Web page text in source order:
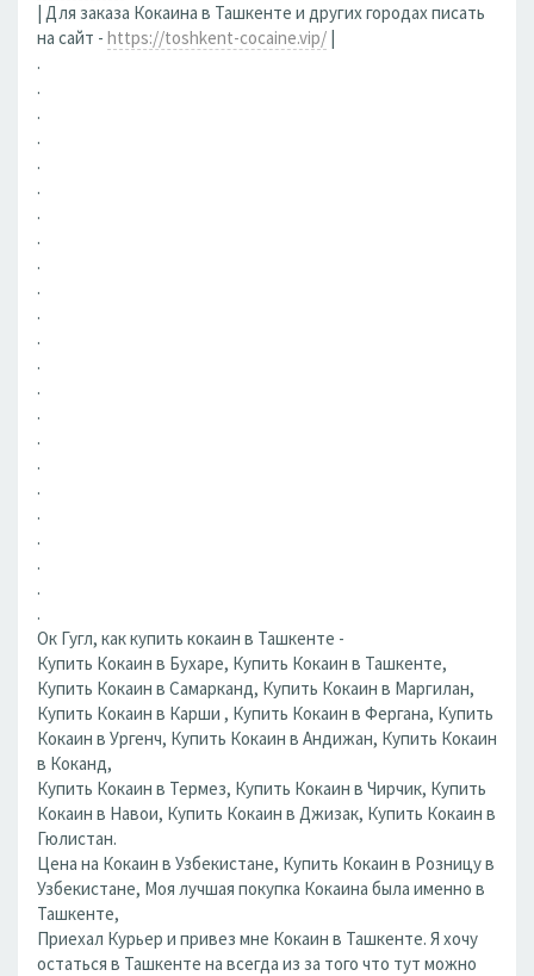
| Для заказа Кокаина в Ташкенте и других городах писать
на сайт - https://toshkent-cocaine.vip/ |
.
.
.
.
.
.
.
.
.
.
.
.
.
.
.
.
.
.
.
.
.
.
.
Ок Гугл, как купить кокаин в Ташкенте -
Купить Кокаин в Бухаре, Купить Кокаин в Ташкенте,
Купить Кокаин в Самарканд, Купить Кокаин в Маргилан,
Купить Кокаин в Карши , Купить Кокаин в Фергана, Купить
Кокаин в Ургенч, Купить Кокаин в Андижан, Купить Кокаин
в Коканд,
Купить Кокаин в Термез, Купить Кокаин в Чирчик, Купить
Кокаин в Навои, Купить Кокаин в Джизак, Купить Кокаин в
Гюлистан.
Цена на Кокаин в Узбекистане, Купить Кокаин в Розницу в
Узбекистане, Моя лучшая покупка Кокаина была именно в
Ташкенте,
Приехал Курьер и привез мне Кокаин в Ташкенте. Я хочу
остаться в Ташкенте на всегда из за того что тут можно